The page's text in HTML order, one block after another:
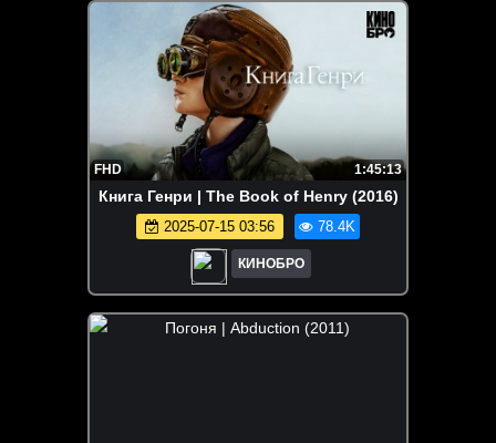
FHD 1:45:13
Книга Генри | The Book of Henry (2016)
2025-07-15 03:56 78.4K
КИНОБРО